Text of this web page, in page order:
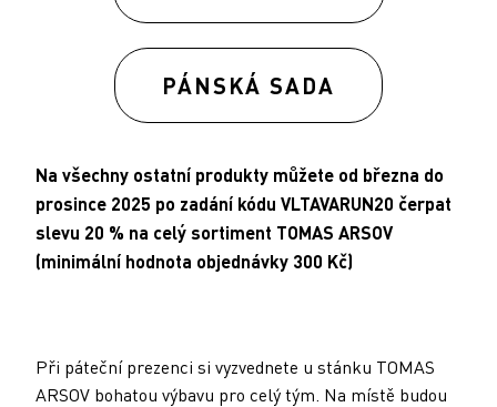
PÁNSKÁ SADA
Na všechny ostatní produkty můžete od března do
prosince 2025 po zadání kódu VLTAVARUN20 čerpat
slevu 20 % na celý sortiment TOMAS ARSOV
(minimální hodnota objednávky 300 Kč)
Při páteční prezenci si vyzvednete u stánku TOMAS
ARSOV bohatou výbavu pro celý tým. Na místě budou